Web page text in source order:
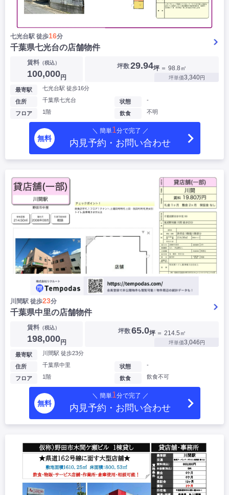
七光台駅 徒歩16分
千葉県七光台の店舗物件
賃料（税込）
100,000円
坪数29.94坪 ＝ 98.8㎡
坪単価3,340円
最寄駅 七光台駅 徒歩16分
住所 千葉県七光台
フロア 1階
状態 -
飲食 不明
無料
＼ 簡単1分で完了 ／
内見予約・お問い合わせ
川間駅 徒歩23分
千葉県中里の店舗物件
賃料（税込）
198,000円
坪数65.0坪 ＝ 214.5㎡
坪単価3,046円
最寄駅 川間駅 徒歩23分
住所 千葉県中里
フロア 1階
状態 -
飲食 飲食不可
無料
＼ 簡単1分で完了 ／
内見予約・お問い合わせ